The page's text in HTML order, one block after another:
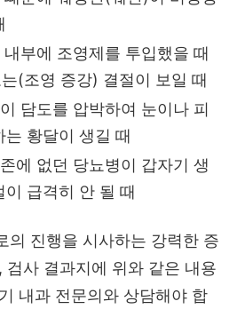
내부에 조영제를 투입했을 때
(조영 증강) 결절이 보일 때
담도를 압박하여 눈이나 피
황달이 생길 때
에 없던 당뇨병이 갑자기 생
급격히 안 될 때
의 진행을 시사하는 강력한 증
검사 결과지에 위와 같은 내용
내과 전문의와 상담해야 합